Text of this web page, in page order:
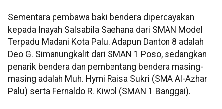
Sementara pembawa baki bendera dipercayakan
kepada Inayah Salsabila Saehana dari SMAN Model
Terpadu Madani Kota Palu. Adapun Danton 8 adalah
Deo G. Simanungkalit dari SMAN 1 Poso, sedangkan
penarik bendera dan pembentang bendera masing-
masing adalah Muh. Hymi Raisa Sukri (SMA Al-Azhar
Palu) serta Fernaldo R. Kiwol (SMAN 1 Banggai).